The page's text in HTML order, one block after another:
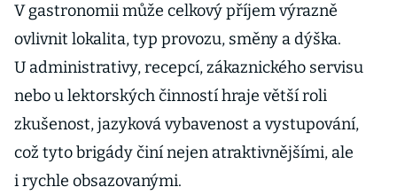
V gastronomii může celkový příjem výrazně
ovlivnit lokalita, typ provozu, směny a dýška.
U administrativy, recepcí, zákaznického servisu
nebo u lektorských činností hraje větší roli
zkušenost, jazyková vybavenost a vystupování,
což tyto brigády činí nejen atraktivnějšími, ale
i rychle obsazovanými.